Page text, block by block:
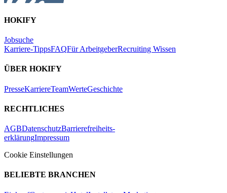
HOKIFY
Jobsuche
Karriere-TippsFAQFür ArbeitgeberRecruiting Wissen
ÜBER HOKIFY
PresseKarriereTeamWerteGeschichte
RECHTLICHES
AGBDatenschutzBarrierefreiheits-
erklärungImpressum
Cookie Einstellungen
BELIEBTE BRANCHEN